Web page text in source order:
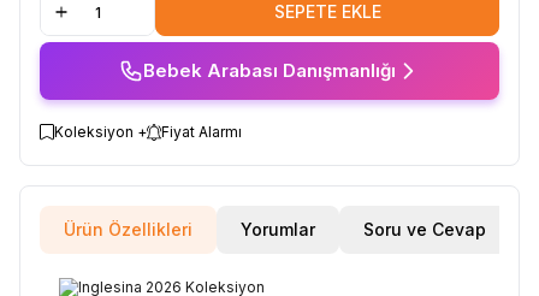
SEPETE EKLE
Bebek Arabası Danışmanlığı
Koleksiyon + Fiyat Alarmı
Ürün Özellikleri Yorumlar Soru ve Cevap